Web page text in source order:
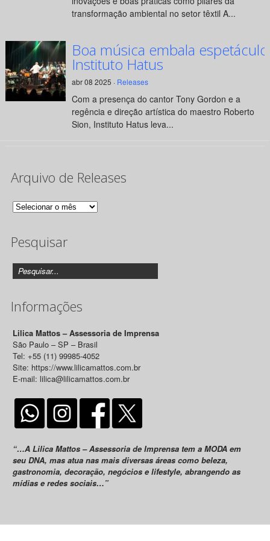
transformação ambiental no setor têxtil A...
Boa música embala
Instituto Hatus
abr 08 2025 · Releases
Com a presença do cantor Tony Gordon e a
regência e direção artística do maestro Roberto
Sion, Instituto Hatus leva...
Arquivo de Releases
Arquivo
Releases
Pesquisar
Informações
Lilica Mattos – Assessoria de Imprensa
São Paulo – SP – Brasil
Tel: +55 (11) 99985-4052
Site: https://www.lilicamattos.com.br
E-mail: lilica@lilicamattos.com.br
“…A Lilica Mattos – Assessoria de Imprensa tem a MODA em
seu DNA, mas atua nas mais diversas áreas como beleza,
gastronomia, decoração, negócios e lifestyle, abrangendo as
mídias e redes sociais…”